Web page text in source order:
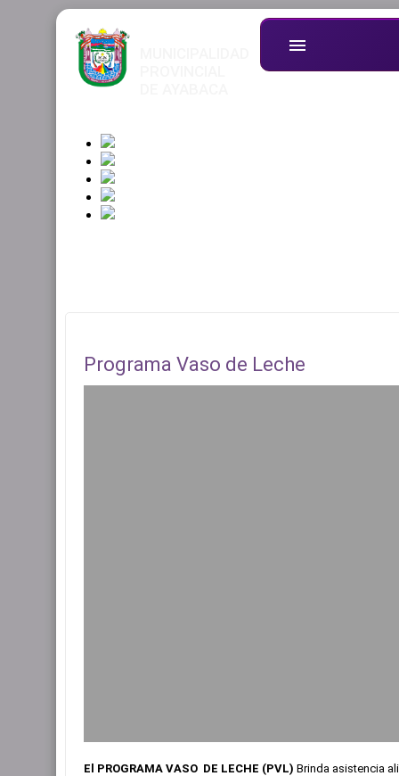
menu
Programa Vaso de Leche
El PROGRAMA VASO DE LECHE (PVL) Brinda asistencia